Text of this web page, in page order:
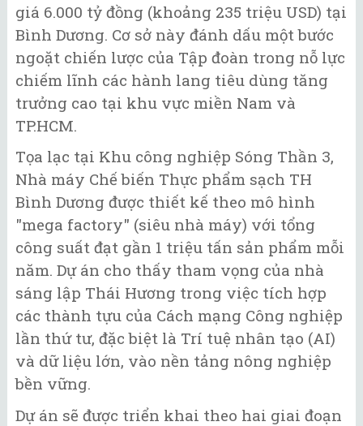
giá 6.000 tỷ đồng (khoảng 235 triệu USD) tại
Bình Dương. Cơ sở này đánh dấu một bước
ngoặt chiến lược của Tập đoàn trong nỗ lực
chiếm lĩnh các hành lang tiêu dùng tăng
trưởng cao tại khu vực miền Nam và
TP.HCM.
Tọa lạc tại Khu công nghiệp Sóng Thần 3,
Nhà máy Chế biến Thực phẩm sạch TH
Bình Dương được thiết kế theo mô hình
"mega factory" (siêu nhà máy) với tổng
công suất đạt gần 1 triệu tấn sản phẩm mỗi
năm. Dự án cho thấy tham vọng của nhà
sáng lập Thái Hương trong việc tích hợp
các thành tựu của Cách mạng Công nghiệp
lần thứ tư, đặc biệt là Trí tuệ nhân tạo (AI)
và dữ liệu lớn, vào nền tảng nông nghiệp
bền vững.
Dự án sẽ được triển khai theo hai giai đoạn